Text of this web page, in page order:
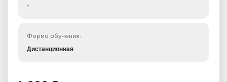
-
Форма обучения:
Дистанционная